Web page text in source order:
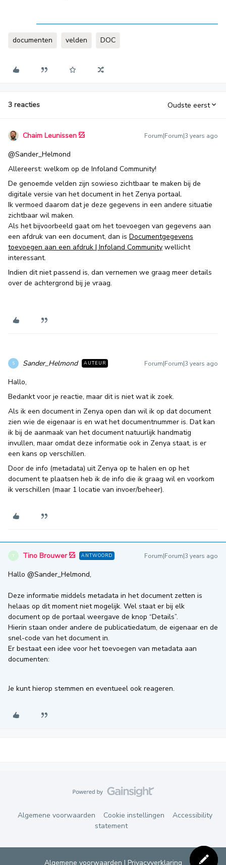
documenten velden DOC
3 reacties Oudste eerst
Chaim Leunissen Forum|Forum|3 years ago
@Sander_Helmond
Allereerst: welkom op de Infoland Community!
De genoemde velden zijn sowieso zichtbaar te maken bij de
digitale versie van het document in het Zenya portaal.
Ik vermoed daarom dat je deze gegevens in een andere situatie
zichtbaar wil maken.
Als het bijvoorbeeld gaat om het toevoegen van gegevens aan
een afdruk van een document, dan is Documentgegevens
toevoegen aan een afdruk | Infoland Community wellicht
interessant.
Indien dit niet passend is, dan vernemen we graag meer details
over de achtergrond bij je vraag.
S Sander_Helmond AUTEUR Forum|Forum|3 years ago
Hallo,
Bedankt voor je reactie, maar dit is niet wat ik zoek.
Als ik een document in Zenya open dan wil ik op dat document
zien wie de eigenaar is en wat het documentnummer is. Dat kan
ik bij de aanmaak van het document natuurlijk handmatig
invullen, maar omdat deze informatie ook in Zenya staat, is er
een kans op verschillen.
Door de info (metadata) uit Zenya op te halen en op het
document te plaatsen heb ik de info die ik graag wil en voorkom
ik verschillen (maar 1 locatie van invoer/beheer).
T Tino Brouwer ANTWOORD Forum|Forum|3 years ago
Hallo @Sander_Helmond,
Deze informatie middels metadata in het document zetten is
helaas op dit moment niet mogelijk. Wel staat er bij elk
document op de portaal weergave de knop “Details”.
Hierin staan onder andere de publicatiedatum, de eigenaar en de
snel-code van het document in.
Er bestaat een idee voor het toevoegen van metadata aan
documenten:
Je kunt hierop stemmen en eventueel ook reageren.
Algemene voorwaarden Cookie instellingen
Accessibility
statement
Algemene voorwaarden | Privacyverklaring